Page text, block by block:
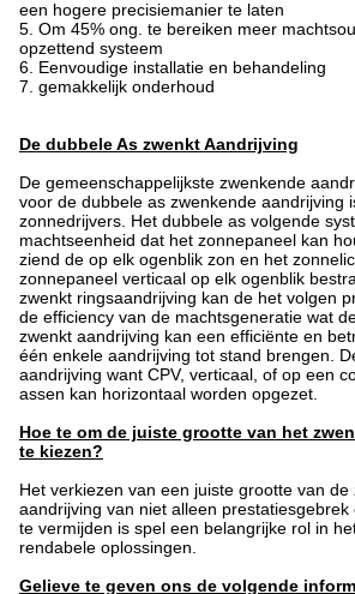
een hogere precisiemanier te laten
5. Om 45% ong. te bereiken meer
opzettend systeem
6. Eenvoudige installatie en behandeling
7. gemakkelijk onderhoud
De dubbele As zwenkt Aandrijving
De gemeenschappelijkste zwenkende
voor de dubbele as zwenkende aandrijving
zonnedrijvers. Het dubbele as volgende
machtseenheid dat het zonnepaneel kan
ziend de op elk ogenblik zon en het
zonnepaneel verticaal op elk ogenblik
zwenkt ringsaandrijving kan de het volgen
de efficiency van de machtsgeneratie wat
zwenkt aandrijving kan een efficiënte en
één enkele aandrijving tot stand brengen.
aandrijving want CPV, verticaal, of op een
assen kan horizontaal worden opgezet.
Hoe te om de juiste grootte van het
te kiezen?
Het verkiezen van een juiste grootte van de
aandrijving van niet alleen
te vermijden is spel een belangrijke rol in
rendabele oplossingen.
Gelieve te geven ons de volgende